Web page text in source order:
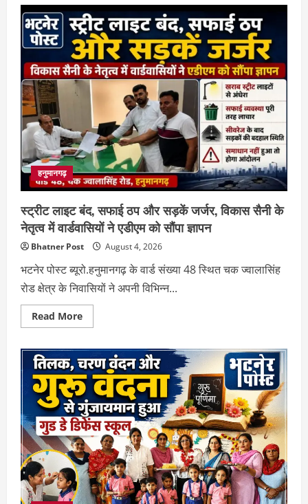
बोर्ड
में
जलभराव
पर
फूटा
लोगों
का
गुस्सा,
स्थायी
समाधान
मांग
हनुमानगढ़
स्ट्रीट लाइट बंद, सफाई ठप और सड़कें जर्जर, विकास सैनी के
नेतृत्व में वार्डवासियों ने एडीएम को सौंपा ज्ञापन
Bhatner Post August 4, 2026
भटनेर पोस्ट ब्यूरो.हनुमानगढ़ के वार्ड संख्या 48 स्थित चक ज्वालासिंह
रोड क्षेत्र के निवासियों ने अपनी विभिन्न...
Read MoreRead
more
लाइट
बंद,
सफाई
ठप
और
सड़कें
जर्जर,
विकास
सैनी
के
नेतृत्व
में
वार्डवासियों
ने
एडीएम
को